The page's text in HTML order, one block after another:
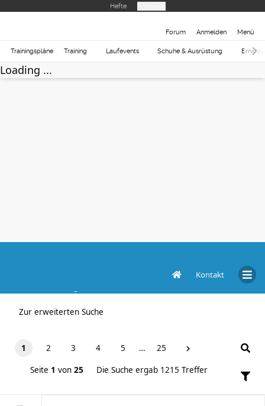
Hefte
Forum Anmelden Menü
Trainingspläne Training Laufevents Schuhe & Ausrüstung
Loading ...
Kontakt
Zur erweiterten Suche
1 2 3 4 5 … 25
Seite 1 von 25 Die Suche ergab 1215 Treffer